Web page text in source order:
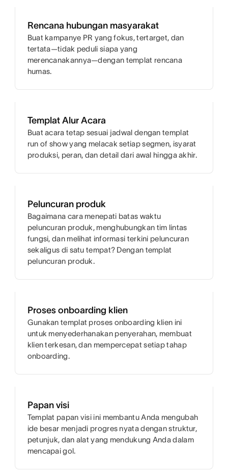
Rencana hubungan masyarakat
Buat kampanye PR yang fokus, tertarget, dan
tertata—tidak peduli siapa yang
merencanakannya—dengan templat rencana
humas.
Templat Alur Acara
Buat acara tetap sesuai jadwal dengan templat
run of show yang melacak setiap segmen, isyarat
produksi, peran, dan detail dari awal hingga akhir.
Peluncuran produk
Bagaimana cara menepati batas waktu
peluncuran produk, menghubungkan tim lintas
fungsi, dan melihat informasi terkini peluncuran
sekaligus di satu tempat? Dengan templat
peluncuran produk.
Proses onboarding klien
Gunakan templat proses onboarding klien ini
untuk menyederhanakan penyerahan, membuat
klien terkesan, dan mempercepat setiap tahap
onboarding.
Papan visi
Templat papan visi ini membantu Anda mengubah
ide besar menjadi progres nyata dengan struktur,
petunjuk, dan alat yang mendukung Anda dalam
mencapai gol.